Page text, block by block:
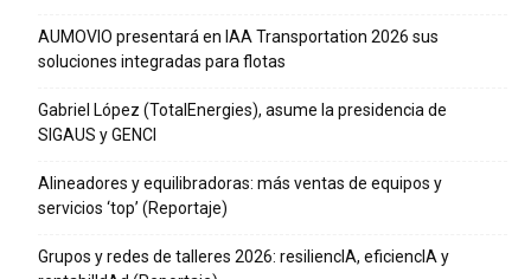
AUMOVIO presentará en IAA Transportation 2026 sus
soluciones integradas para flotas
Gabriel López (TotalEnergies), asume la presidencia de
SIGAUS y GENCI
Alineadores y equilibradoras: más ventas de equipos y
servicios ‘top’ (Reportaje)
Grupos y redes de talleres 2026: resiliencIA, eficiencIA y